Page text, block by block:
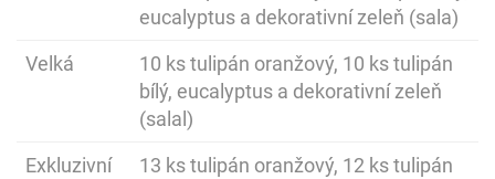
eucalyptus a dekorativní zeleň (sala)
Velká
10 ks tulipán oranžový, 10 ks tulipán
bílý, eucalyptus a dekorativní zeleň
(salal)
Exkluzivní
13 ks tulipán oranžový, 12 ks tulipán